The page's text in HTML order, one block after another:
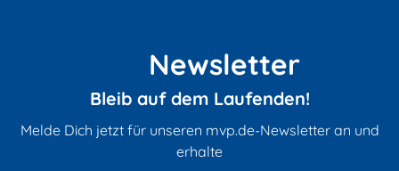
Newsletter
Bleib auf dem Laufenden!
Melde Dich jetzt für unseren mvp.de-Newsletter an und
erhalte